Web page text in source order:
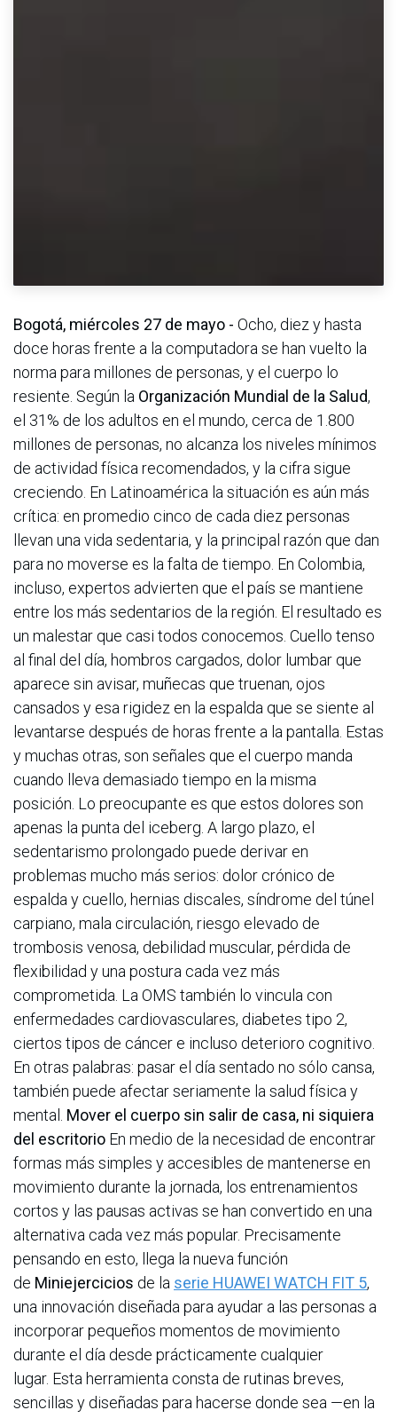
Bogotá, miércoles 27 de mayo - Ocho, diez y hasta
doce horas frente a la computadora se han vuelto la
norma para millones de personas, y el cuerpo lo
resiente. Según la Organización Mundial de la Salud,
el 31% de los adultos en el mundo, cerca de 1.800
millones de personas, no alcanza los niveles mínimos
de actividad física recomendados, y la cifra sigue
creciendo. En Latinoamérica la situación es aún más
crítica: en promedio cinco de cada diez personas
llevan una vida sedentaria, y la principal razón que dan
para no moverse es la falta de tiempo. En Colombia,
incluso, expertos advierten que el país se mantiene
entre los más sedentarios de la región. El resultado es
un malestar que casi todos conocemos. Cuello tenso
al final del día, hombros cargados, dolor lumbar que
aparece sin avisar, muñecas que truenan, ojos
cansados y esa rigidez en la espalda que se siente al
levantarse después de horas frente a la pantalla. Estas
y muchas otras, son señales que el cuerpo manda
cuando lleva demasiado tiempo en la misma
posición. Lo preocupante es que estos dolores son
apenas la punta del iceberg. A largo plazo, el
sedentarismo prolongado puede derivar en
problemas mucho más serios: dolor crónico de
espalda y cuello, hernias discales, síndrome del túnel
carpiano, mala circulación, riesgo elevado de
trombosis venosa, debilidad muscular, pérdida de
flexibilidad y una postura cada vez más
comprometida. La OMS también lo vincula con
enfermedades cardiovasculares, diabetes tipo 2,
ciertos tipos de cáncer e incluso deterioro cognitivo.
En otras palabras: pasar el día sentado no sólo cansa,
también puede afectar seriamente la salud física y
mental. Mover el cuerpo sin salir de casa, ni siquiera
del escritorio En medio de la necesidad de encontrar
formas más simples y accesibles de mantenerse en
movimiento durante la jornada, los entrenamientos
cortos y las pausas activas se han convertido en una
alternativa cada vez más popular. Precisamente
pensando en esto, llega la nueva función
de Miniejercicios de la serie HUAWEI WATCH FIT 5,
una innovación diseñada para ayudar a las personas a
incorporar pequeños momentos de movimiento
durante el día desde prácticamente cualquier
lugar. Esta herramienta consta de rutinas breves,
sencillas y diseñadas para hacerse donde sea —en la